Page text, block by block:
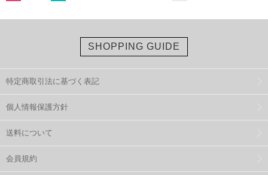
SHOPPING GUIDE
特定商取引法に基づく表記
個人情報保護方針
送料について
会員規約